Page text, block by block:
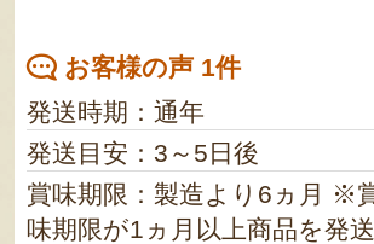
お客様の声 1件
発送時期：通年
発送目安：3～5日後
賞味期限：製造より6ヵ月 ※賞
味期限が1ヵ月以上商品を発送